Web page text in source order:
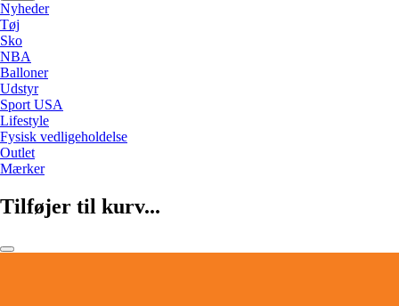
Nyheder
Tøj
Sko
NBA
Balloner
Udstyr
Sport USA
Lifestyle
Fysisk vedligeholdelse
Outlet
Mærker
Tilføjer til kurv...